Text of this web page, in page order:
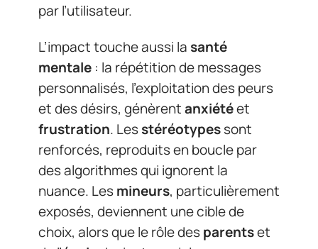
par l’utilisateur.
L’impact touche aussi la santé
mentale : la répétition de messages
personnalisés, l’exploitation des peurs
et des désirs, génèrentanxiétéet
frustration. Lesstéréotypessont
renforcés, reproduits en boucle par
des algorithmes qui ignorent la
nuance. Lesmineurs, particulièrement
exposés, deviennent une cible de
choix, alors que le rôle desparentset